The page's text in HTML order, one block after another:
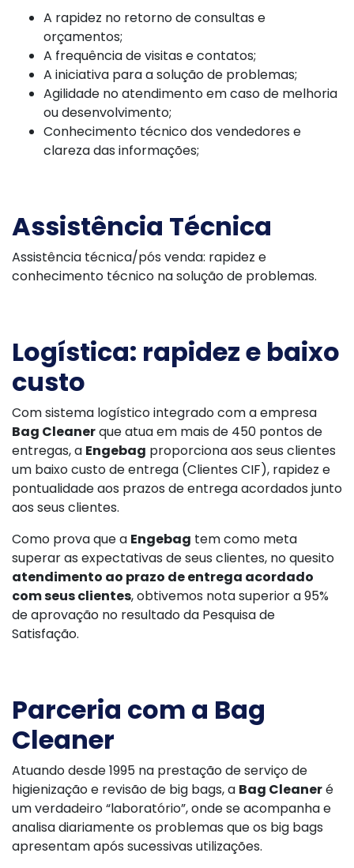
A rapidez no retorno de consultas e
orçamentos;
A frequência de visitas e contatos;
A iniciativa para a solução de problemas;
Agilidade no atendimento em caso de melhoria
ou desenvolvimento;
Conhecimento técnico dos vendedores e
clareza das informações;
Assistência Técnica
Assistência técnica/pós venda: rapidez e
conhecimento técnico na solução de problemas.
Logística: rapidez e baixo
custo
Com sistema logístico integrado com a empresa
Bag Cleanerque atua em mais de 450 pontos de
entregas, a Engebag proporciona aos seus clientes
um baixo custo de entrega (Clientes CIF), rapidez e
pontualidade aos prazos de entrega acordados junto
aos seus clientes.
Como prova que a Engebag tem como meta
superar as expectativas de seus clientes, no quesito
atendimento ao prazo de entrega acordado
com seus clientes, obtivemos nota superior a 95%
de aprovação no resultado da Pesquisa de
Satisfação.
Parceria com a Bag
Cleaner
Atuando desde 1995 na prestação de serviço de
higienização e revisão de big bags, a Bag Cleaneré
um verdadeiro “laboratório”, onde se acompanha e
analisa diariamente os problemas que os big bags
apresentam após sucessivas utilizações.